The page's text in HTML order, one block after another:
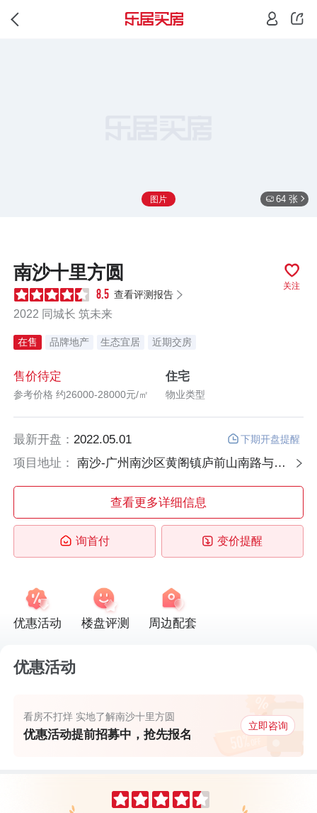
图片 64 张
关注
南沙十里方圆
8.5 查看评测报告
2022 同城长 筑未来
在售 品牌地产 生态宜居 近期交房
售价待定
参考价格 约26000-28000元/㎡
住宅
物业类型
最新开盘： 2022.05.01 下期开盘提醒
项目地址： 南沙-广州南沙区黄阁镇庐前山南路与黄阁大道交汇处
查看更多详细信息
询首付 变价提醒
优惠活动 楼盘评测 周边配套
优惠活动
看房不打烊 实地了解南沙十里方圆
优惠活动提前招募中，抢先报名
立即咨询